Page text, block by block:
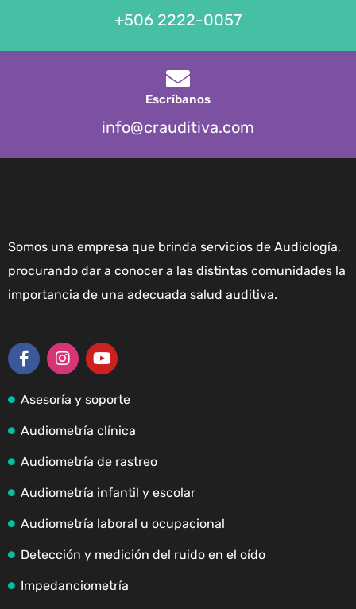
+506 2222-0057
Escríbanos
info@crauditiva.com
Somos una empresa que brinda servicios de Audiología,
procurando dar a conocer a las distintas comunidades la
importancia de una adecuada salud auditiva.
Asesoría y soporte
Audiometría clínica
Audiometría de rastreo
Audiometría infantil y escolar
Audiometría laboral u ocupacional
Detección y medición del ruido en el oído
Impedanciometría